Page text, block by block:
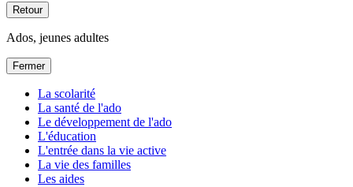
Retour
Ados, jeunes adultes
Fermer
La scolarité
La santé de l'ado
Le développement de l'ado
L'éducation
L'entrée dans la vie active
La vie des familles
Les aides